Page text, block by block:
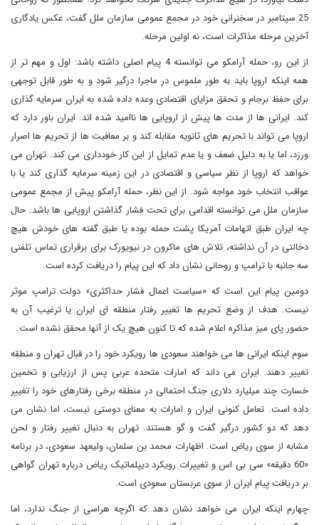
25 سپتامبر در سخنرانی خود در مجمع عمومی سازمان ملل گفت، عکس یادگاری
آخرین مرحله مذاکرات است، نه اولین مرحله.
از این رو، حمله آرامکو می توانسته 4 پیام اصلی داشته باشد: اول و مهم تر از
همه اینکه اروپا باید به طور ملموس در ماجرا درگیر شود و به طور قابل توجهی
برای حفظ برجام و تحقق مزایای اقتصادی وعده داده شده به ایران سرمایه گذاری
کند. ایرانی ها از مدت ها پیش از اروپایی ها ناامید شده اند. ایران باور دارد که
اروپا می تواند با تحریم های ثانویه مقابله کند و بر معافیت ها از تحریم ها اصرار
ورزد، اما یا به دلیل ضعف و یا عدم تمایل از این کار خودداری می کند. تهران می
خواهد که اروپا از نظر سیاسی و اقتصادی در این زمینه سرمایه گذاری کند یا با
عواقب انتخاب خود مواجه شود. از این نظر، حمله آرامکو پیش از مجمع عمومی
سازمان ملل می توانسته اقدامی برای تحت فشار گذاشتن اروپایی ها باشد. حال
چه ایران طبق اتهامات آمریکا پشت حمله بوده یا طبق گفته های خودش هیچ
دخالتی در آن نداشته، تلاش های ماکرون در نیویورک برای برقراری تماس تلفنی
سه جانبه با ترامپ و روحانی نشان داد که این پیام را دریافت کرده است.
دومین پیام این است که «سیاست اعمال فشار حداکثری» دولت ترامپ موثر
نیست. هدف از وضع تحریم ها تغییر رفتار منطقه ای ایران یا ترغیب آن به
حضور پای میز مذاکره اعلام شده که تا کنون هیچ یک از آنها محقق نشده است.
سوم اینکه ایرانی ها می خواهند سعودی ها رویکرد خود را در قبال تهران و منطقه
تغییر دهند. ایران می داند که امارات متحده عربی پس از ارزیابی و تخمین
خسارت چند میلیارد دلاری جنگ احتمالی در منطقه برخی رفتارهای خود را تغییر
داده است. تعامل کنونی ایران و امارات به معنای دوستی نیست، اما نشان می
دهد که دو کشور درگیر گفت و گو هستند. تهران به دنبال تغییر رفتار و لحن
مشابه از سوی ریاض است. اظهارات محمد بن سلمان، ولیعهد سعودی، در برنامه
«60 دقیقه» سی بی اس و تغییرات رویکرد دیپلماتیک ریاض درباره تهران گواهی
بر دریافت پیام ایران از سوی عربستان سعودی است.
چهارم اینکه ایران می خواهد نشان دهد که اگرچه هراسی از جنگ ندارد، اما